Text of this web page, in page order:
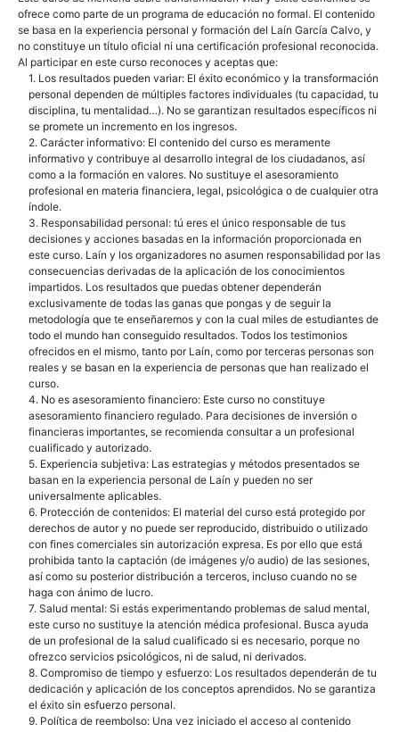
ofrece como parte de un programa de educación no formal. El contenido
se basa en la experiencia personal y formación del Laín García Calvo, y
no constituye un título oficial ni una certificación profesional reconocida.
Al participar en este curso reconoces y aceptas que:
1. Los resultados pueden variar: El éxito económico y la transformación
personal dependen de múltiples factores individuales (tu capacidad, tu
disciplina, tu mentalidad…). No se garantizan resultados específicos ni
se promete un incremento en los ingresos.
2. Carácter informativo: El contenido del curso es meramente
informativo y contribuye al desarrollo integral de los ciudadanos, así
como a la formación en valores. No sustituye el asesoramiento
profesional en materia financiera, legal, psicológica o de cualquier otra
índole.
3. Responsabilidad personal: tú eres el único responsable de tus
decisiones y acciones basadas en la información proporcionada en
este curso. Laín y los organizadores no asumen responsabilidad por las
consecuencias derivadas de la aplicación de los conocimientos
impartidos. Los resultados que puedas obtener dependerán
exclusivamente de todas las ganas que pongas y de seguir la
metodología que te enseñaremos y con la cual miles de estudiantes de
todo el mundo han conseguido resultados. Todos los testimonios
ofrecidos en el mismo, tanto por Laín, como por terceras personas son
reales y se basan en la experiencia de personas que han realizado el
curso.
4. No es asesoramiento financiero: Este curso no constituye
asesoramiento financiero regulado. Para decisiones de inversión o
financieras importantes, se recomienda consultar a un profesional
cualificado y autorizado.
5. Experiencia subjetiva: Las estrategias y métodos presentados se
basan en la experiencia personal de Laín y pueden no ser
universalmente aplicables.
6. Protección de contenidos: El material del curso está protegido por
derechos de autor y no puede ser reproducido, distribuido o utilizado
con fines comerciales sin autorización expresa. Es por ello que está
prohibida tanto la captación (de imágenes y/o audio) de las sesiones,
así como su posterior distribución a terceros, incluso cuando no se
haga con ánimo de lucro.
7. Salud mental: Si estás experimentando problemas de salud mental,
este curso no sustituye la atención médica profesional. Busca ayuda
de un profesional de la salud cualificado si es necesario, porque no
ofrezco servicios psicológicos, ni de salud, ni derivados.
8. Compromiso de tiempo y esfuerzo: Los resultados dependerán de tu
dedicación y aplicación de los conceptos aprendidos. No se garantiza
el éxito sin esfuerzo personal.
9. Política de reembolso: Una vez iniciado el acceso al contenido